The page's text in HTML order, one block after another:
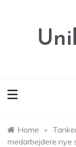
Home »
medarbejdere nye